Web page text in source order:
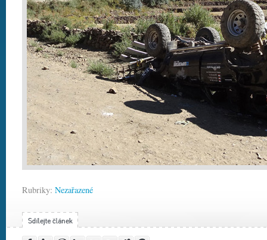
Rubriky: Nezařazené